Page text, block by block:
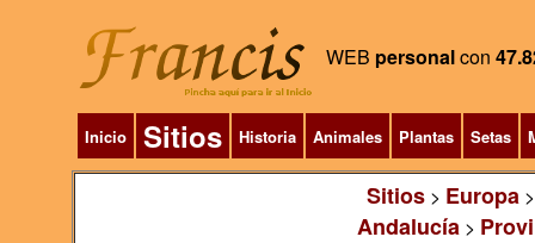
WEB personalcon
Inicio Sitios Historia Animales Plantas Setas
Sitios> Europa
Andalucía >